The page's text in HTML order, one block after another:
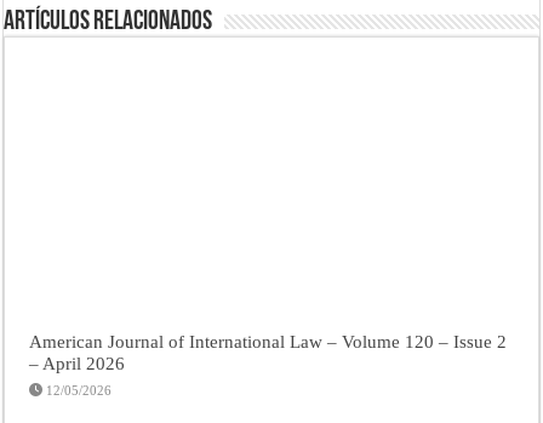
Artículos Relacionados
American Journal of International Law – Volume 120 – Issue 2
– April 2026
12/05/2026